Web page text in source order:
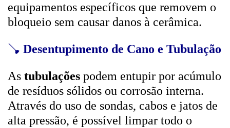
equipamentos específicos que removem o
bloqueio sem causar danos à cerâmica.
🪠 Desentupimento de Cano e Tubulação
As tubulações podem entupir por acúmulo
de resíduos sólidos ou corrosão interna.
Através do uso de sondas, cabos e jatos de
alta pressão, é possível limpar todo o